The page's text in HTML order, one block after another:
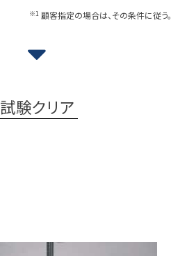
※1 顧客指定の場合は、その条件に従う。
試験クリア